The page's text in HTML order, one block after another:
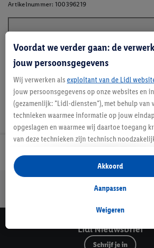
Artikelnummer: 100396219
Veilig winkelen
Lidl Nieuwsbrief
Schrijf je in
Voordat we verder gaan: de
jouw persoonsgegevens
Wij verwerken als exploitant van de Lidl
jouw persoonsgegevens op onze websites en
(gezamenlijk: "Lidl-diensten"), met behulp van
technieken waarmee informatie op jouw
opgeslagen en waarmee wij daartoe toegang
van deze technieken zijn technisch
opslaan van voorkeursinstellingen, het
analyseren van statistieken of voor het tonen
gepersonaliseerde reclame binnen en buiten
gegevens over jouw aankoopgedrag in de
Als je hier toestemming geeft aan ons voor het
van reclame en als je vervolgens een Lidl Plus-
Weigeren
Aanpassen
Akkoord